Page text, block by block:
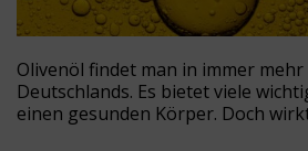
Olivenöl findet man in immer mehr
Deutschlands. Es bietet viele
einen gesunden Körper. Doch